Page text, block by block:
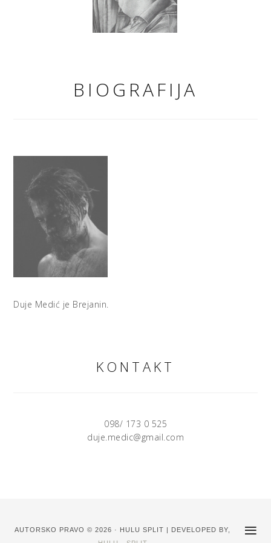
BIOGRAFIJA
Duje Medić je Brejanin.
KONTAKT
098/ 173 0 525
duje.medic@gmail.com
AUTORSKO PRAVO © 2026 · HULU SPLIT | DEVELOPED BY,